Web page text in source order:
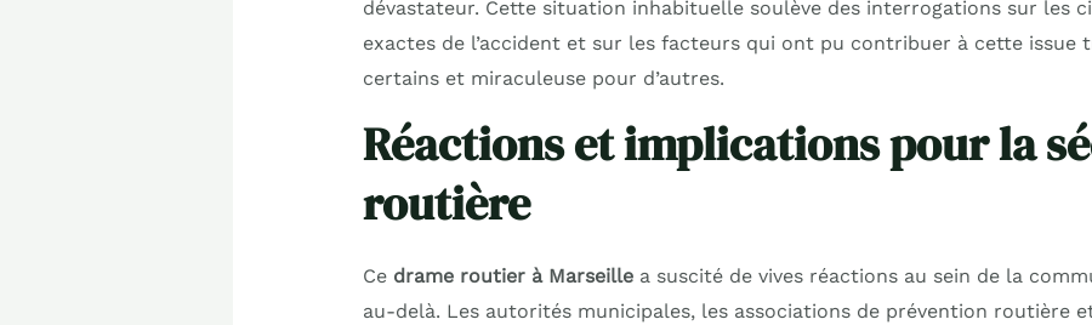
dévastateur. Cette situation inhabituelle soulève des interrogations sur les
exactes de l’accident et sur les facteurs qui ont pu contribuer à cette issue
certains et miraculeuse pour d’autres.
Réactions et implications pour la
routière
Ce drame routier à Marseillea suscité de vives réactions au sein de la
au-delà. Les autorités municipales, les associations de prévention routière